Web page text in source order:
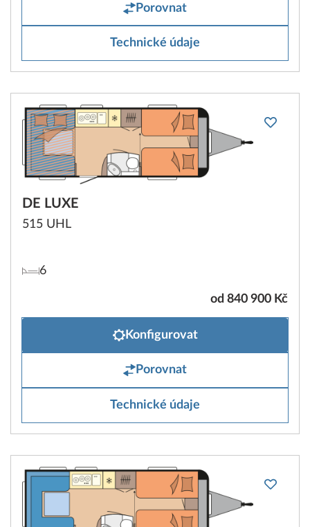
Porovnat
Technické údaje
DE LUXE
515 UHL
6
od 840 900 Kč
Konfigurovat
Porovnat
Technické údaje